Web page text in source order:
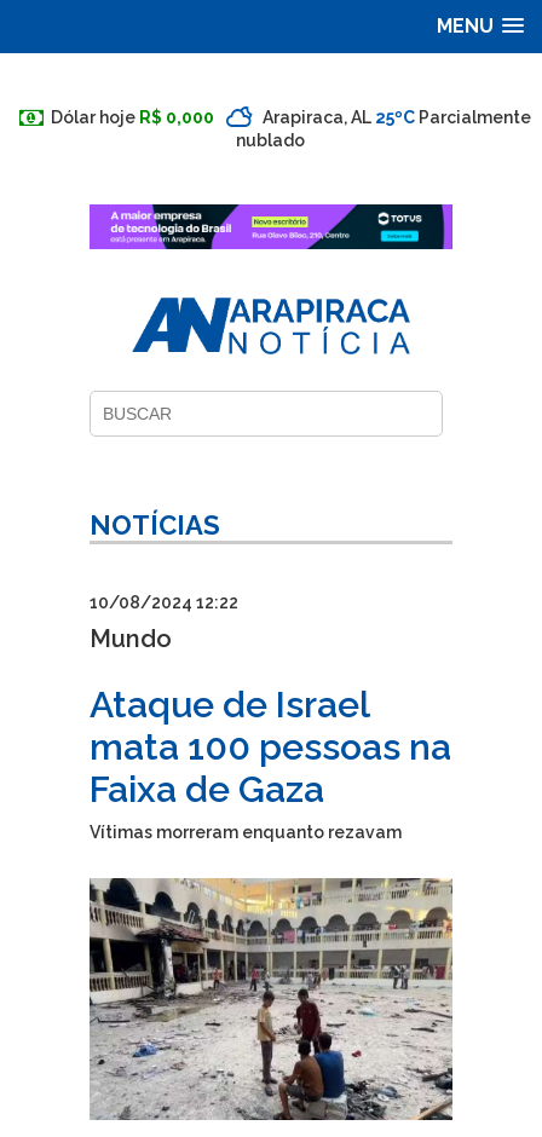
MENU
Dólar hoje R$ 0,000 Arapiraca, AL 25ºC Parcialmente
nublado
NOTÍCIAS
10/08/2024 12:22
Mundo
Ataque de Israel
mata 100 pessoas na
Faixa de Gaza
Vítimas morreram enquanto rezavam